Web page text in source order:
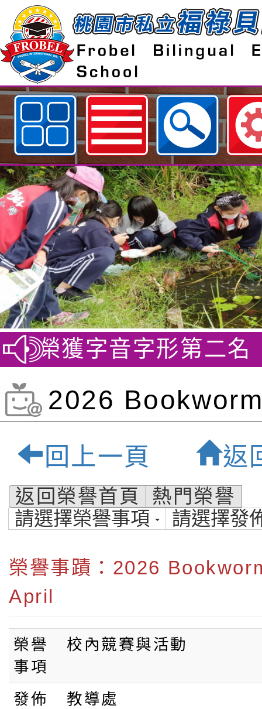
歡迎參觀：桃園市私立福祿貝爾雙
獲字音字形第二名 賀~
2026
of April:桃園市
貝爾雙語小學-
質雙語小學
回上一頁 返
返回榮譽首頁
熱門榮譽
請選擇榮譽事項
請選擇發
榮譽事蹟：2026
April
榮譽
事項
校內競賽與活動
發佈
教導處